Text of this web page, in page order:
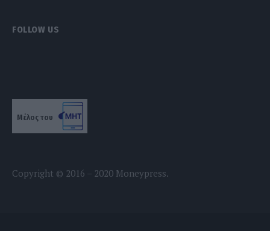
FOLLOW US
Μέλος του
Copyright © 2016 – 2020 Moneypress.